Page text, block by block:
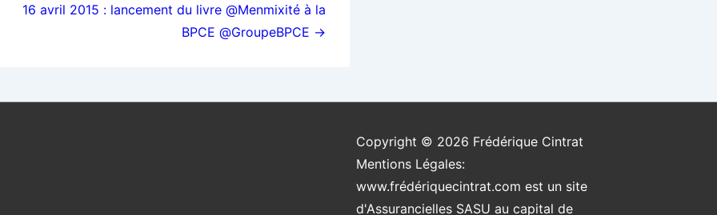
16 avril 2015 : lancement du livre @Menmixité à la
BPCE @GroupeBPCE →
Copyright © 2026 Frédérique Cintrat
Mentions Légales:
www.frédériquecintrat.com est un site
d'Assurancielles SASU au capital de